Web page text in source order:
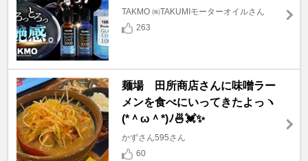
TAKMO ㈱TAKUMIモーターオイルさん
263
麺場 田所商店さんに味噌ラー
メンを食べにいってきたよっヽ
(*＾ω＾*)ﾉ🍜💓✨
かずさん595さん
60